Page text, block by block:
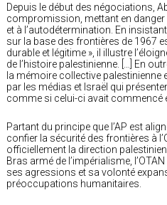
Depuis le début des négociations,
compromission, mettant en danger
et à l’autodétermination. En
sur la base des frontières de 1967
durable et légitime », il illustre
de l’histoire palestinienne. […] En
la mémoire collective palestinienne
par les médias et Israël qui
comme si celui-ci avait commencé
Partant du principe que l’AP est
confier la sécurité des frontières à
officiellement la direction
Bras armé de l’impérialisme,
ses agressions et sa volonté
préoccupations humanitaires.